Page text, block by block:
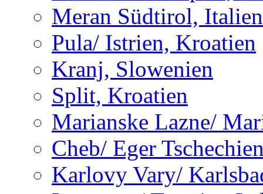
Meran Südtirol, Italien
Pula/ Istrien, Kroatien
Kranj, Slowenien
Split, Kroatien
Marianske Lazne/
Cheb/ Eger
Karlovy Vary/